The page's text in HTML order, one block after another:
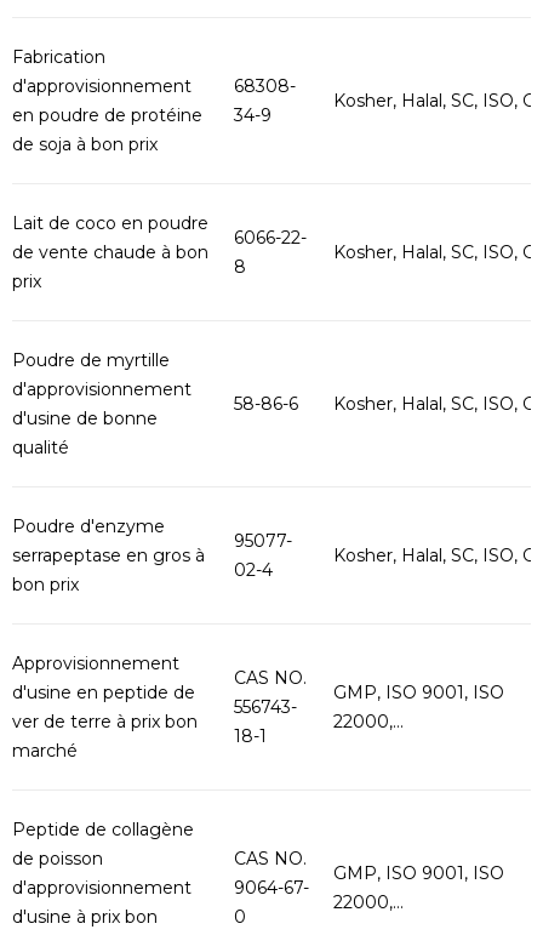
Fabrication
d'approvisionnement
en poudre de protéine
de soja à bon prix
68308-
34-9
Kosher, Halal, SC, ISO,
Lait de coco en poudre
de vente chaude à bon
prix
6066-22-
8
Kosher, Halal, SC, ISO,
Poudre de myrtille
d'approvisionnement
d'usine de bonne
qualité
58-86-6 Kosher, Halal, SC, ISO,
Poudre d'enzyme
serrapeptase en gros à
bon prix
95077-
02-4
Kosher, Halal, SC, ISO,
Approvisionnement
d'usine en peptide de
ver de terre à prix bon
marché
CAS NO.
556743-
18-1
GMP, ISO 9001, ISO
22000,...
Peptide de collagène
de poisson
d'approvisionnement
d'usine à prix bon
CAS NO.
9064-67-
0
GMP, ISO 9001, ISO
22000,...